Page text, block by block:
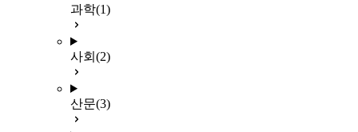
과학(1)
사회 (2)
산문(3)